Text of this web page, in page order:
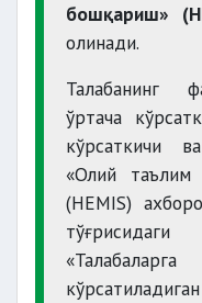
бошқариш»
олинади.
Талабанинг
ўртача
кўрсаткичи
«Олий таълим
(НEMIS)